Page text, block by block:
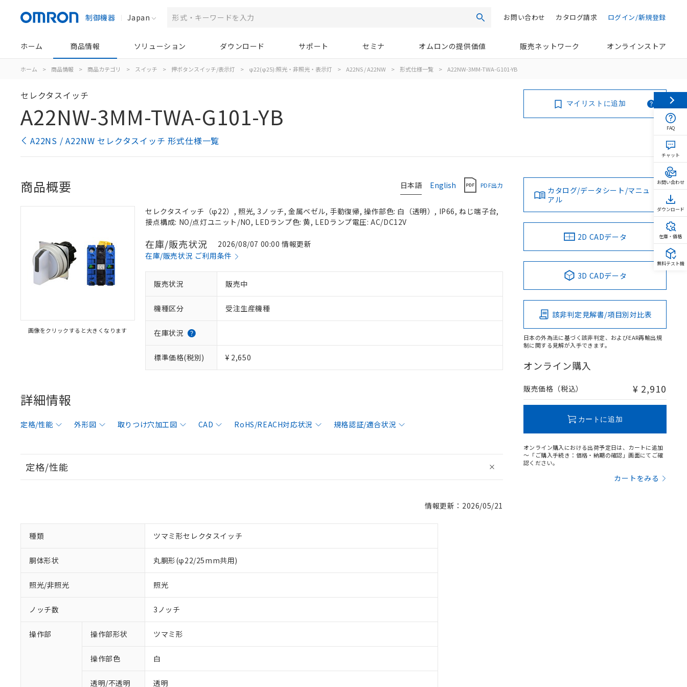
制御機器 Japan 検索 ログイン/新規登録
カタログ請求
お問い合わせ
ホーム 商品情報 ソリューション ダウンロード サポート セミナ オムロンの提供価値 販売ネットワーク オンラインストア
ホーム > 商品情報 > 商品カテゴリ > スイッチ > 押ボタンスイッチ/表示灯 > φ22(φ25):照光・非照光・表示灯 > A22NS / A22NW > 形式仕様一覧 > A22NW-3MM-TWA-G101-YB
セレクタスイッチ
A22NW-3MM-TWA-G101-YB
A22NS / A22NW セレクタスイッチ 形式仕様一覧
マイリストに追加
日本語 English PDF出力
商品概要
画像をクリックすると大きくなります
セレクタスイッチ（φ22）, 照光, 3ノッチ, 金属ベゼル, 手動復帰, 操作部色: 白（透明）, IP66, ねじ端子台,
接点構成: NO/点灯ユニット/NO, LEDランプ色: 黄, LEDランプ電圧: AC/DC12V
在庫/販売状況
2026/08/07 00:00 情報更新
在庫/販売状況 ご利用条件
販売状況 販売中
機種区分 受注生産機種
在庫状況
標準価格(税別) ¥ 2,650
詳細情報
定格/性能 外形図 取りつけ穴加工図 CAD RoHS/REACH対応状況 規格認証/適合状況
定格/性能
情報更新：2026/05/21
種類 ツマミ形セレクタスイッチ
胴体形状 丸胴形(φ22/25mm共用)
照光/非照光 照光
ノッチ数 3ノッチ
操作部 操作部形状 ツマミ形
操作部色 白
透明/不透明 透明
カタログ/データシート/マニュ
アル
2D CADデータ
3D CADデータ
該非判定見解書/項目別対比表
日本の外為法に基づく該非判定、およびEAR再輸出規
制に関する見解が入手できます。
オンライン購入
販売価格（税込） ¥ 2,910
カートに追加
オンライン購入における出荷予定日は、カートに追加
～「ご購入手続き：価格・納期の確認」画面にてご確
認ください。
カートをみる
FAQ
チャット
お問い合わせ
ダウンロード
在庫・価格
無料テスト機